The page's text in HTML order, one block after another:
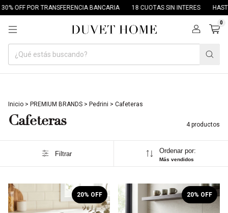
OFF POR TRANSFERENCIA BANCARIA 18 CUOTAS SIN INTERES
0
Inicio > PREMIUM BRANDS > Pedrini > Cafeteras
Cafeteras 4 productos
Filtrar Ordenar por:
Más vendidos
1/3
20% OFF 1/4
20% OFF